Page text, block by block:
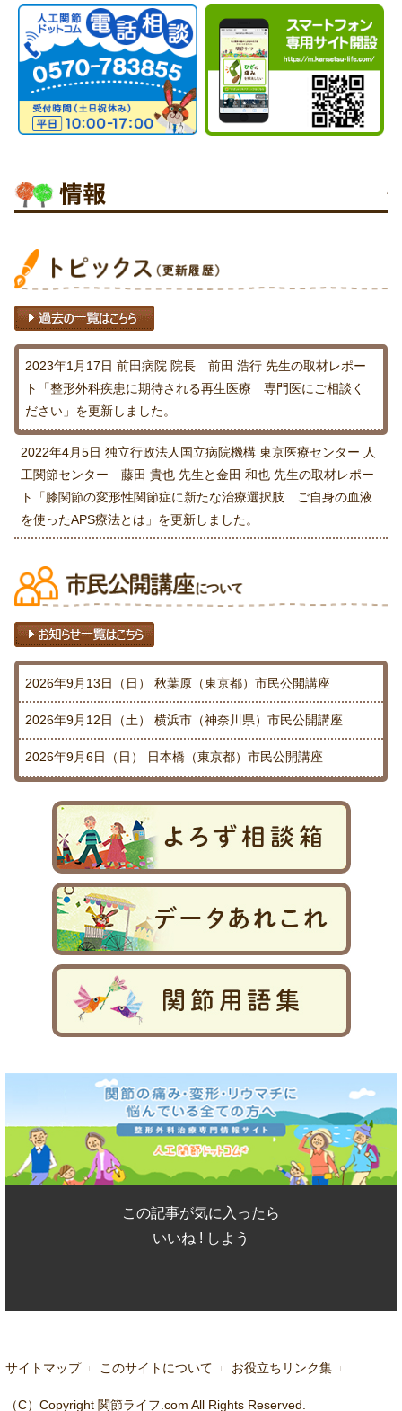
2023年1月17日 前田病院 院長 前田 浩行 先生の取材レポー
ト「整形外科疾患に期待される再生医療 専門医にご相談く
ださい」を更新しました。
2022年4月5日 独立行政法人国立病院機構 東京医療センター 人
工関節センター 藤田 貴也 先生と金田 和也 先生の取材レポー
ト「膝関節の変形性関節症に新たな治療選択肢 ご自身の血液
を使ったAPS療法とは」を更新しました。
2026年9月13日（日） 秋葉原（東京都）市民公開講座
2026年9月12日（土） 横浜市（神奈川県）市民公開講座
2026年9月6日（日） 日本橋（東京都）市民公開講座
この記事が気に入ったら
いいね ! しよう
サイトマップ このサイトについて お役立ちリンク集
（C）Copyright 関節ライフ.com All Rights Reserved.